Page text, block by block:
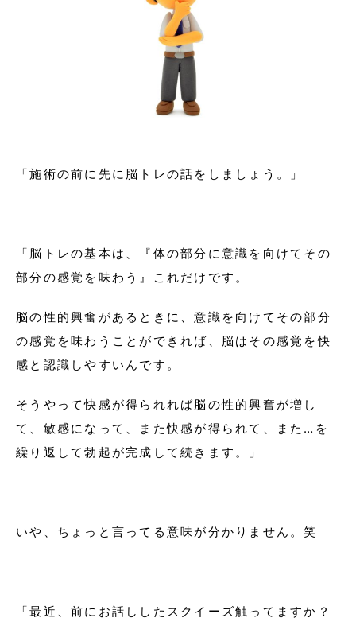
「施術の前に先に脳トレの話をしましょう。」
「脳トレの基本は、『体の部分に意識を向けてその
部分の感覚を味わう』これだけです。
脳の性的興奮があるときに、意識を向けてその部分
の感覚を味わうことができれば、脳はその感覚を快
感と認識しやすいんです。
そうやって快感が得られれば脳の性的興奮が増し
て、敏感になって、また快感が得られて、また…を
繰り返して勃起が完成して続きます。」
いや、ちょっと言ってる意味が分かりません。笑
「最近、前にお話ししたスクイーズ触ってますか？